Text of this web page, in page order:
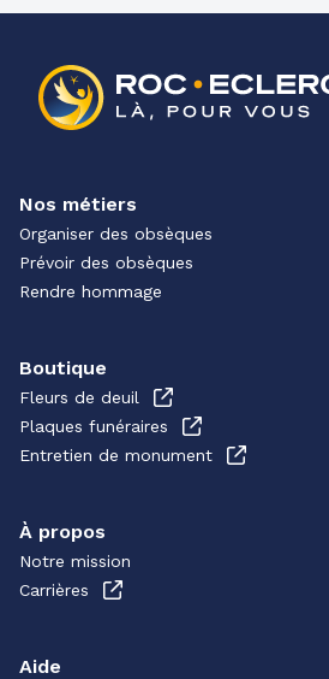
Nos métiers
Organiser des obsèques
Prévoir des obsèques
Rendre hommage
Boutique
Fleurs de deuil
Plaques funéraires
Entretien de monument
À propos
Notre mission
Carrières
Aide